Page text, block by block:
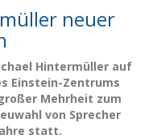
neuer
Hintermüller auf
Einstein-Zentrums
Mehrheit zum
von Sprecher
statt.